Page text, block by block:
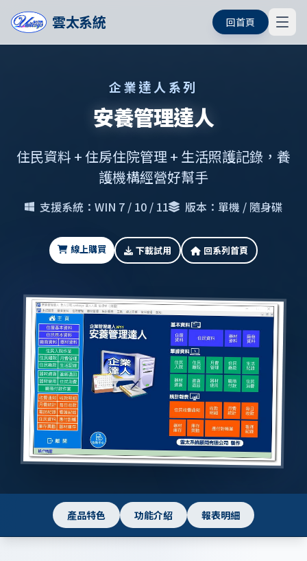
雲太系統 回首頁
企業達人系列
安養管理達人
住民資料 + 住房住院管理 + 生活照護記錄，養
護機構經營好幫手
支援系統：WIN 7 / 10 / 11 版本：單機 / 隨身碟
線上購買 下載試用 回系列首頁
產品特色 功能介紹 報表明細